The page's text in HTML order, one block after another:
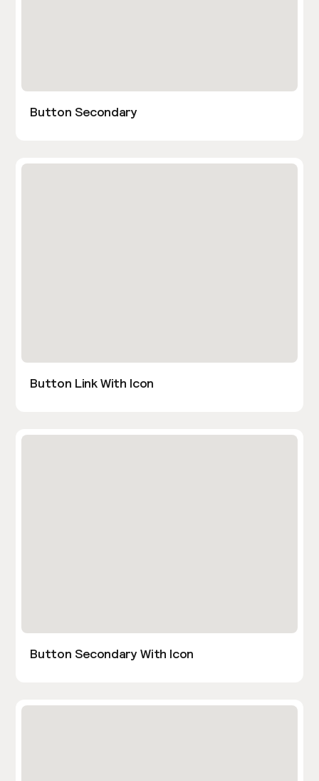
Button Secondary
Button Link With Icon
Button Secondary With Icon